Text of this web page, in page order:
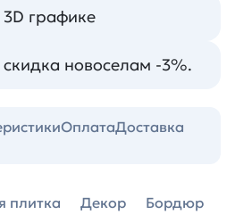
графике
новоселам -3%.
ОплатаДоставка
плитка Декор Бордюр